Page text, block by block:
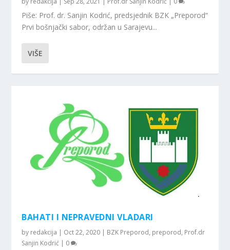
Piše: Prof. dr. Sanjin Kodrić, predsjednik BZK „Preporod“
Prvi bošnjački sabor, održan u Sarajevu...
VIŠE
BAHATI I NEPRAVEDNI VLADARI
by redakcija | Oct 22, 2020 | BZK Preporod, preporod, Prof.dr
Sanjin Kodrić | 0